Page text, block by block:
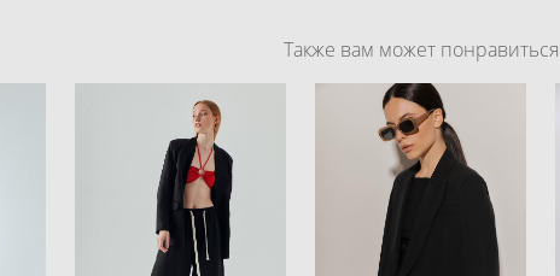
Также вам может понравиться